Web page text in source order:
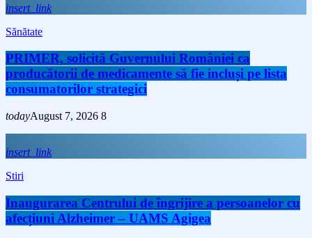
insert_link
Sănătate
PRIMER, solicită Guvernului României ca
producătorii de medicamente să fie incluși pe lista
consumatorilor strategici
todayAugust 7, 2026 8
insert_link
Stiri
Inaugurarea Centrului de îngrijire a persoanelor cu
afecțiuni Alzheimer – UAMS Agigea